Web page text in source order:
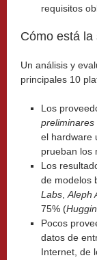
requisitos
Cómo está
Un análisis y
principales 10
Los
preliminares
el hardware
prueban los
Los
de modelos
Labs Aleph
75% (
Pocos
datos de
Internet, de